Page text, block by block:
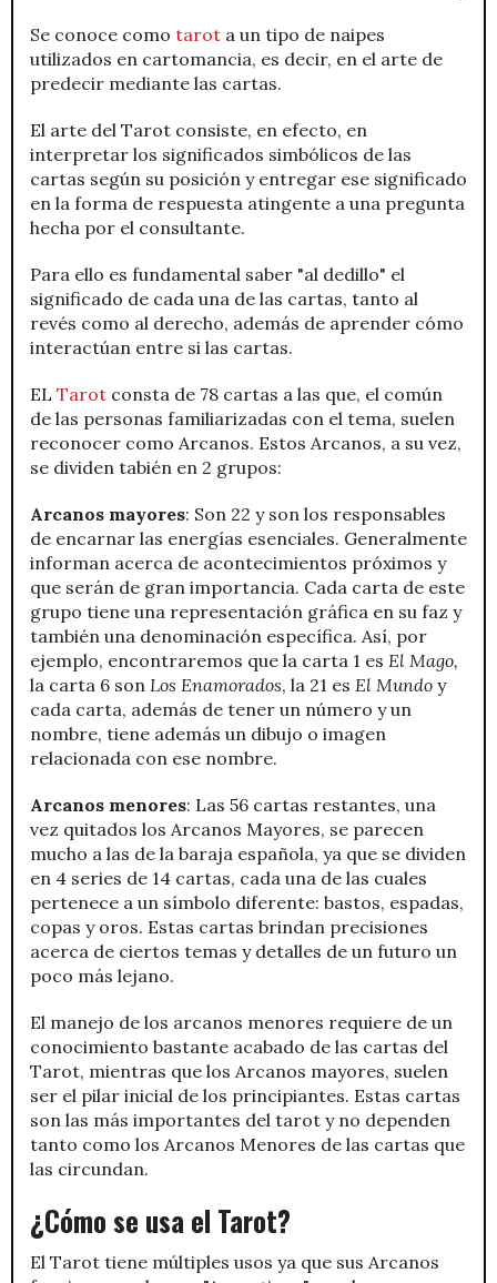
Se conoce como tarot a un tipo de naipes
utilizados en cartomancia, es decir, en el arte de
predecir mediante las cartas.
El arte del Tarot consiste, en efecto, en
interpretar los significados simbólicos de las
cartas según su posición y entregar ese significado
en la forma de respuesta atingente a una pregunta
hecha por el consultante.
Para ello es fundamental saber "al dedillo" el
significado de cada una de las cartas, tanto al
revés como al derecho, además de aprender cómo
interactúan entre si las cartas.
EL Tarot consta de 78 cartas a las que, el común
de las personas familiarizadas con el tema, suelen
reconocer como Arcanos. Estos Arcanos, a su vez,
se dividen tabién en 2 grupos:
Arcanos mayores: Son 22 y son los responsables
de encarnar las energías esenciales. Generalmente
informan acerca de acontecimientos próximos y
que serán de gran importancia. Cada carta de este
grupo tiene una representación gráfica en su faz y
también una denominación específica. Así, por
ejemplo, encontraremos que la carta 1 es El Mago,
la carta 6 son Los Enamorados, la 21 es El Mundo y
cada carta, además de tener un número y un
nombre, tiene además un dibujo o imagen
relacionada con ese nombre.
Arcanos menores: Las 56 cartas restantes, una
vez quitados los Arcanos Mayores, se parecen
mucho a las de la baraja española, ya que se dividen
en 4 series de 14 cartas, cada una de las cuales
pertenece a un símbolo diferente: bastos, espadas,
copas y oros. Estas cartas brindan precisiones
acerca de ciertos temas y detalles de un futuro un
poco más lejano.
El manejo de los arcanos menores requiere de un
conocimiento bastante acabado de las cartas del
Tarot, mientras que los Arcanos mayores, suelen
ser el pilar inicial de los principiantes. Estas cartas
son las más importantes del tarot y no dependen
tanto como los Arcanos Menores de las cartas que
las circundan.
¿Cómo se usa el Tarot?
El Tarot tiene múltiples usos ya que sus Arcanos